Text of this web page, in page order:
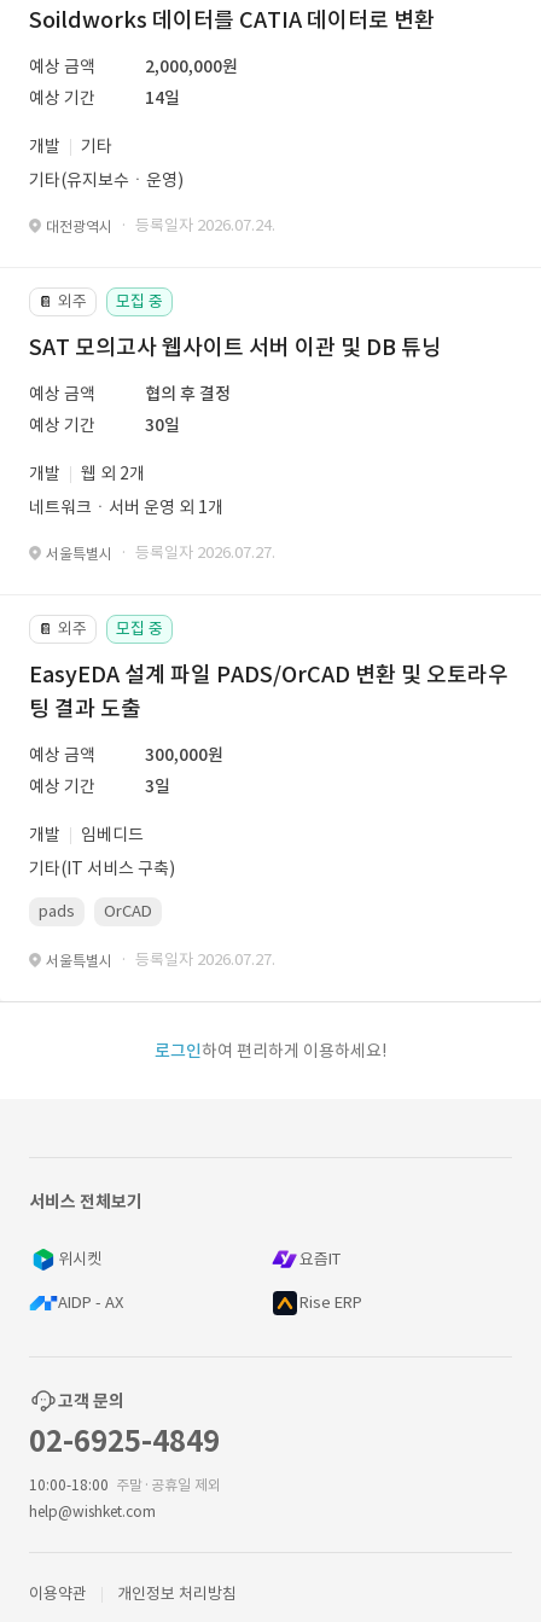
Soildworks 데이터를 CATIA 데이터로 변환
예상 금액
2,000,000원
예상 기간
14일
개발
기타
기타(유지보수ㆍ운영)
대전광역시 · 등록일자 2026.07.24.
📔 외주 모집 중
SAT 모의고사 웹사이트 서버 이관 및 DB 튜닝
예상 금액
협의 후 결정
예상 기간
30일
개발
웹 외 2개
네트워크ㆍ서버 운영 외 1개
서울특별시 · 등록일자 2026.07.27.
📔 외주 모집 중
EasyEDA 설계 파일 PADS/OrCAD 변환 및 오토라우
팅 결과 도출
예상 금액
300,000원
예상 기간
3일
개발
임베디드
기타(IT 서비스 구축)
pads OrCAD
서울특별시 · 등록일자 2026.07.27.
로그인하여 편리하게 이용하세요!
서비스 전체보기
위시켓 요즘IT
AIDP - AX Rise ERP
고객 문의
02-6925-4849
10:00-18:00 주말·공휴일 제외
help@wishket.com
이용약관 개인정보 처리방침